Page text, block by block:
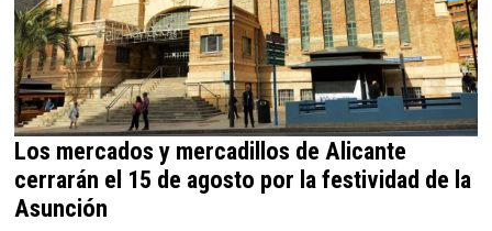
Los mercados y mercadillos de Alicante
cerrarán el 15 de agosto por la festividad de la
Asunción